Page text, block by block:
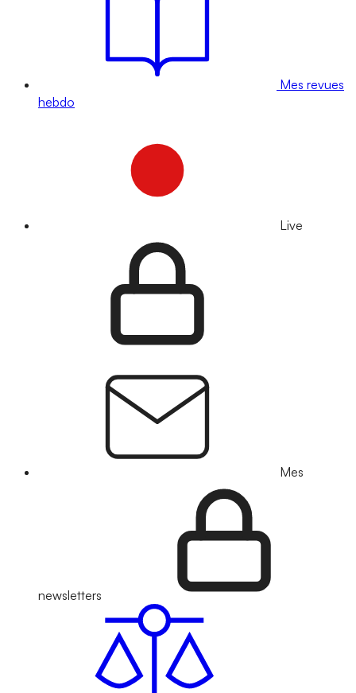
Mes revues
hebdo
Live
Mes
newsletters